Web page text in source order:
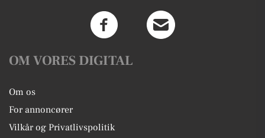
OM VORES DIGITAL
Om os
For annoncører
Vilkår og Privatlivspolitik